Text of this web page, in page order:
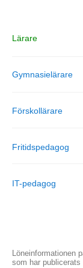
Lärare
Gymnasielärare
Förskollärare
Fritidspedagog
IT-pedagog
Löneinformationen
som har